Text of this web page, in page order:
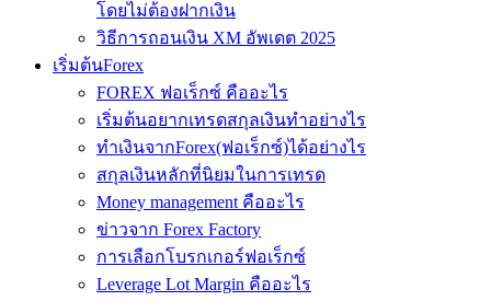
โดยไม่ต้องฝากเงิน
วิธีการถอนเงิน XM อัพเดต 2025
เริ่มต้นForex
FOREX ฟอเร็กซ์ คืออะไร
เริ่มต้นอยากเทรดสกุลเงินทำอย่างไร
ทำเงินจากForex(ฟอเร็กซ์)ได้อย่างไร
สกุลเงินหลักที่นิยมในการเทรด
Money management คืออะไร
ข่าวจาก Forex Factory
การเลือกโบรกเกอร์ฟอเร็กซ์
Leverage Lot Margin คืออะไร